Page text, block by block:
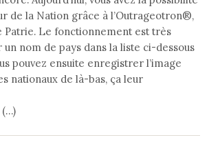
de la Nation grâce à l’Outrageotron®,
Patrie. Le fonctionnement est très
un nom de pays dans la liste ci-dessous
pouvez ensuite enregistrer l’image
nationaux de là-bas, ça leur
(…)